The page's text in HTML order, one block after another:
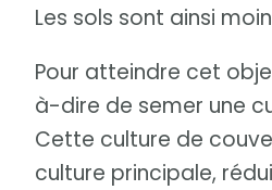
Les sols sont ainsi
Pour atteindre cet
à-dire de semer une
Cette culture de
culture principale,